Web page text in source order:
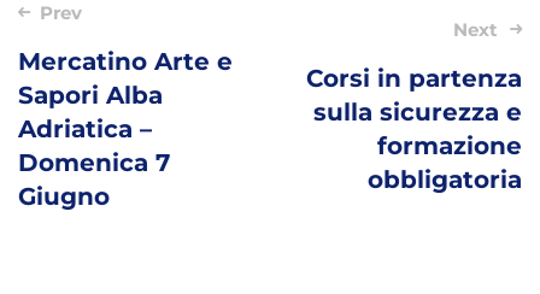
Post
navigation
Prev
Mercatino Arte e
Sapori Alba
Adriatica –
Domenica 7
Giugno
Next
Corsi in partenza
sulla sicurezza e
formazione
obbligatoria